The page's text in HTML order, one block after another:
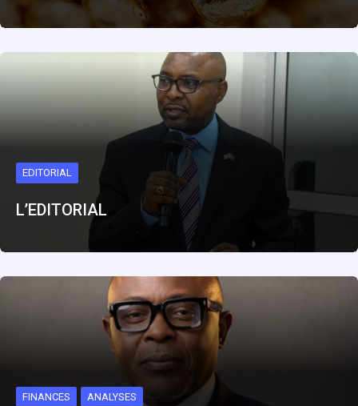
EDITORIAL
L’EDITORIAL
FINANCES ANALYSES